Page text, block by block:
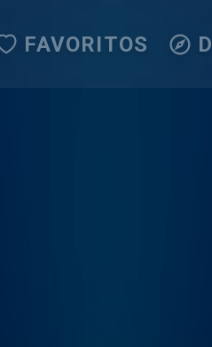
FAVORITOS